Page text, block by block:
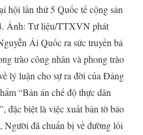
hội lần thứ 5 Quốc tế cộng sản
Ảnh: Tư liệu/TTXVN phát
Ái Quốc ra sức truyền bá
trào công nhân và phong trào
lý luận cho sự ra đời của Đảng
“Bản án chế độ thực dân
đặc biệt là việc xuất bản tờ báo
Người đã chuẩn bị về đường lối